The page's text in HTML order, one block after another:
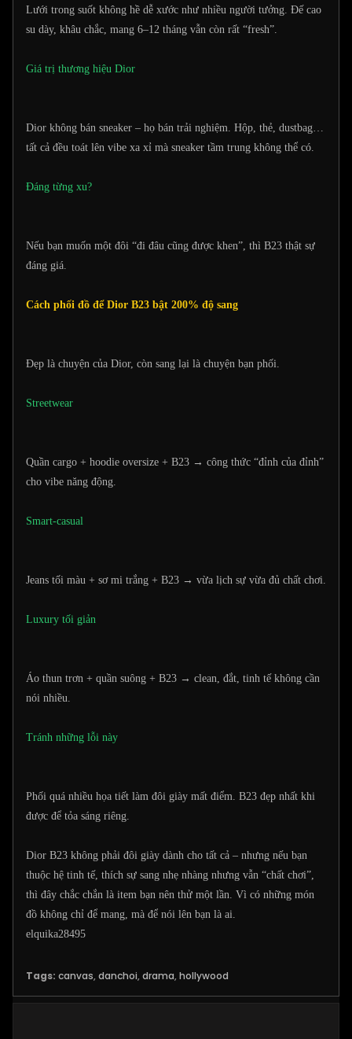
Lưới trong suốt không hề dễ xước như nhiều người tưởng. Đế cao
su dày, khâu chắc, mang 6–12 tháng vẫn còn rất “fresh”.
Giá trị thương hiệu Dior
Dior không bán sneaker – họ bán trải nghiệm. Hộp, thẻ, dustbag…
tất cả đều toát lên vibe xa xỉ mà sneaker tầm trung không thể có.
Đáng từng xu?
Nếu bạn muốn một đôi “đi đâu cũng được khen”, thì B23 thật sự
đáng giá.
Cách phối đồ để Dior B23 bật 200% độ sang
Đẹp là chuyện của Dior, còn sang lại là chuyện bạn phối.
Streetwear
Quần cargo + hoodie oversize + B23 → công thức “đỉnh của đỉnh”
cho vibe năng động.
Smart-casual
Jeans tối màu + sơ mi trắng + B23 → vừa lịch sự vừa đủ chất chơi.
Luxury tối giản
Áo thun trơn + quần suông + B23 → clean, đắt, tinh tế không cần
nói nhiều.
Tránh những lỗi này
Phối quá nhiều họa tiết làm đôi giày mất điểm. B23 đẹp nhất khi
được để tỏa sáng riêng.
Dior B23 không phải đôi giày dành cho tất cả – nhưng nếu bạn
thuộc hệ tinh tế, thích sự sang nhẹ nhàng nhưng vẫn “chất chơi”,
thì đây chắc chắn là item bạn nên thử một lần. Vì có những món
đồ không chỉ để mang, mà để nói lên bạn là ai.
elquika28495
Tags: canvas, danchoi, drama, hollywood